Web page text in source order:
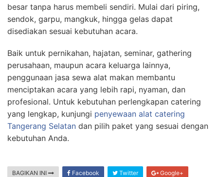
besar tanpa harus membeli sendiri. Mulai dari piring,
sendok, garpu, mangkuk, hingga gelas dapat
disediakan sesuai kebutuhan acara.
Baik untuk pernikahan, hajatan, seminar, gathering
perusahaan, maupun acara keluarga lainnya,
penggunaan jasa sewa alat makan membantu
menciptakan acara yang lebih rapi, nyaman, dan
profesional. Untuk kebutuhan perlengkapan catering
yang lengkap, kunjungi penyewaan alat catering
Tangerang Selatan dan pilih paket yang sesuai dengan
kebutuhan Anda.
BAGIKAN INI Facebook Twitter Google+